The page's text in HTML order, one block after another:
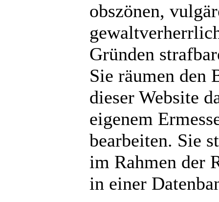
obszönen,
Gründen
Sie räumen den
dieser Website
eigenem
bearbeiten. Sie
im Rahmen der
in einer